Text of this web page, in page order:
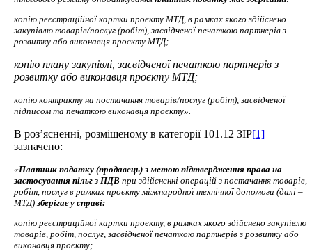
копію реєстраційної картки проєкту МТД, в рамках якого здійснено
закупівлю товарів/послуг (робіт), засвідченої печаткою партнерів з
розвитку або виконавця проєкту МТД;
копію плану закупівлі, засвідченої печаткою партнерів з
розвитку або виконавця проєкту МТД;
копію контракту на постачання товарів/послуг (робіт), засвідченої
підписом та печаткою виконавця проєкту».
В роз’ясненні, розміщеному в категорії 101.12 ЗІР[1]
зазначено:
«Платник податку (продавець) з метою підтвердження права на
застосування пільг з ПДВ при здійсненні операцій з постачання товарів,
робіт, послуг в рамках проєкту міжнародної технічної допомоги (далі –
МТД) зберігає у справі:
копію реєстраційної картки проєкту, в рамках якого здійснено закупівлю
товарів, робіт, послуг, засвідченої печаткою партнерів з розвитку або
виконавця проєкту;